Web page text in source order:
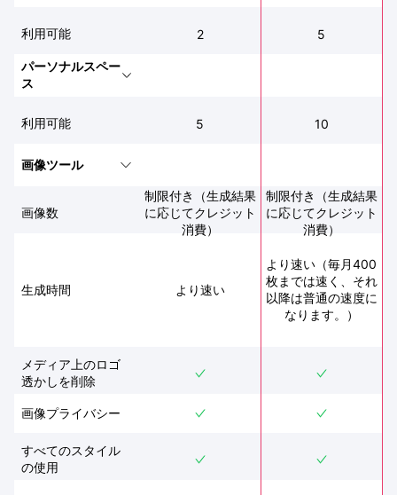
利用可能
パーソナルスペー
ス
利用可能
画像ツール
画像数
生成時間
メディア上のロゴ
透かしを削除
画像プライバシー
すべてのスタイル
の使用
2
5
制限付き（生成結果
に応じてクレジット
消費）
より速い
5
10
制限付き（生成結果
に応じてクレジット
消費）
より速い（毎月400
枚までは速く、それ
以降は普通の速度に
なります。）